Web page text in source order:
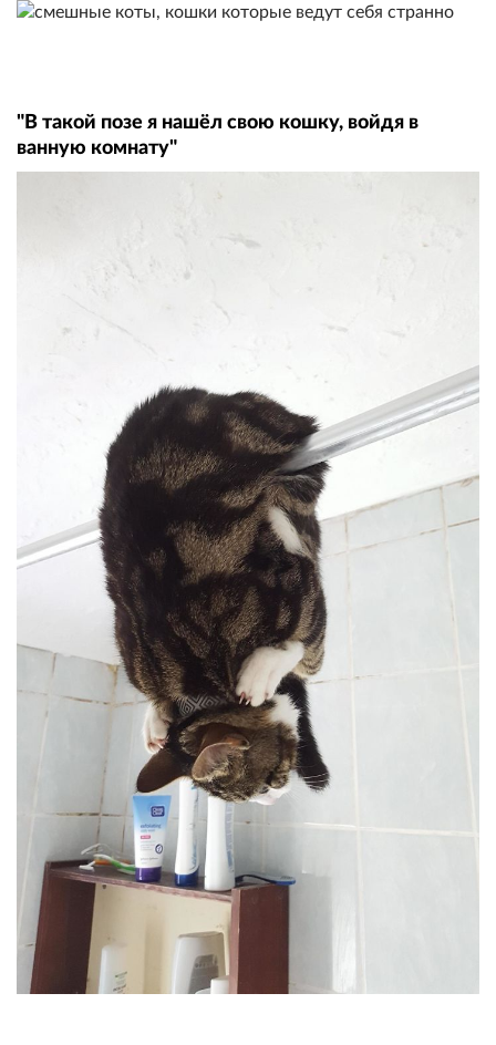
"В такой позе я нашёл свою кошку, войдя в
ванную комнату"